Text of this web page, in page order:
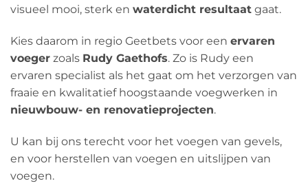
visueel mooi, sterk en waterdicht resultaat gaat.
Kies daarom in regio Geetbets voor een ervaren
voeger zoals Rudy Gaethofs. Zo is Rudy een
ervaren specialist als het gaat om het verzorgen van
fraaie en kwalitatief hoogstaande voegwerken in
nieuwbouw- en renovatieprojecten.
U kan bij ons terecht voor het voegen van gevels,
en voor herstellen van voegen en uitslijpen van
voegen.